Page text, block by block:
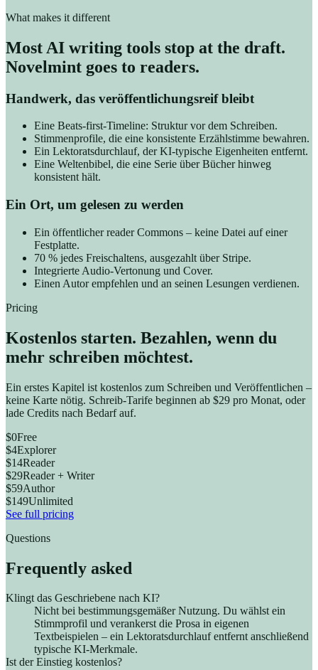
What makes it different
Most AI writing tools stop at the draft.
Novelmint goes to readers.
Handwerk, das veröffentlichungsreif bleibt
Eine Beats-first-Timeline: Struktur vor dem Schreiben.
Stimmenprofile, die eine konsistente Erzählstimme bewahren.
Ein Lektoratsdurchlauf, der KI-typische Eigenheiten entfernt.
Eine Weltenbibel, die eine Serie über Bücher hinweg
konsistent hält.
Ein Ort, um gelesen zu werden
Ein öffentlicher reader Commons – keine Datei auf einer
Festplatte.
70 % jedes Freischaltens, ausgezahlt über Stripe.
Integrierte Audio-Vertonung und Cover.
Einen Autor empfehlen und an seinen Lesungen verdienen.
Pricing
Kostenlos starten. Bezahlen, wenn du
mehr schreiben möchtest.
Ein erstes Kapitel ist kostenlos zum Schreiben und Veröffentlichen –
keine Karte nötig. Schreib-Tarife beginnen ab $29 pro Monat, oder
lade Credits nach Bedarf auf.
$0Free
$4Explorer
$14Reader
$29Reader + Writer
$59Author
$149Unlimited
See full pricing
Questions
Frequently asked
Klingt das Geschriebene nach KI?
Nicht bei bestimmungsgemäßer Nutzung. Du wählst ein
Stimmprofil und verankerst die Prosa in eigenen
Textbeispielen – ein Lektoratsdurchlauf entfernt anschließend
typische KI-Merkmale.
Ist der Einstieg kostenlos?